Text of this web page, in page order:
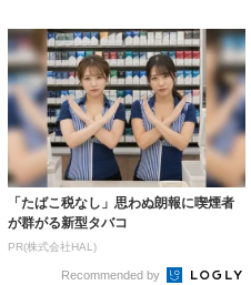
「たばこ税なし」思わぬ朗報に喫煙者
が群がる新型タバコ
PR(株式会社HAL)
Recommended by